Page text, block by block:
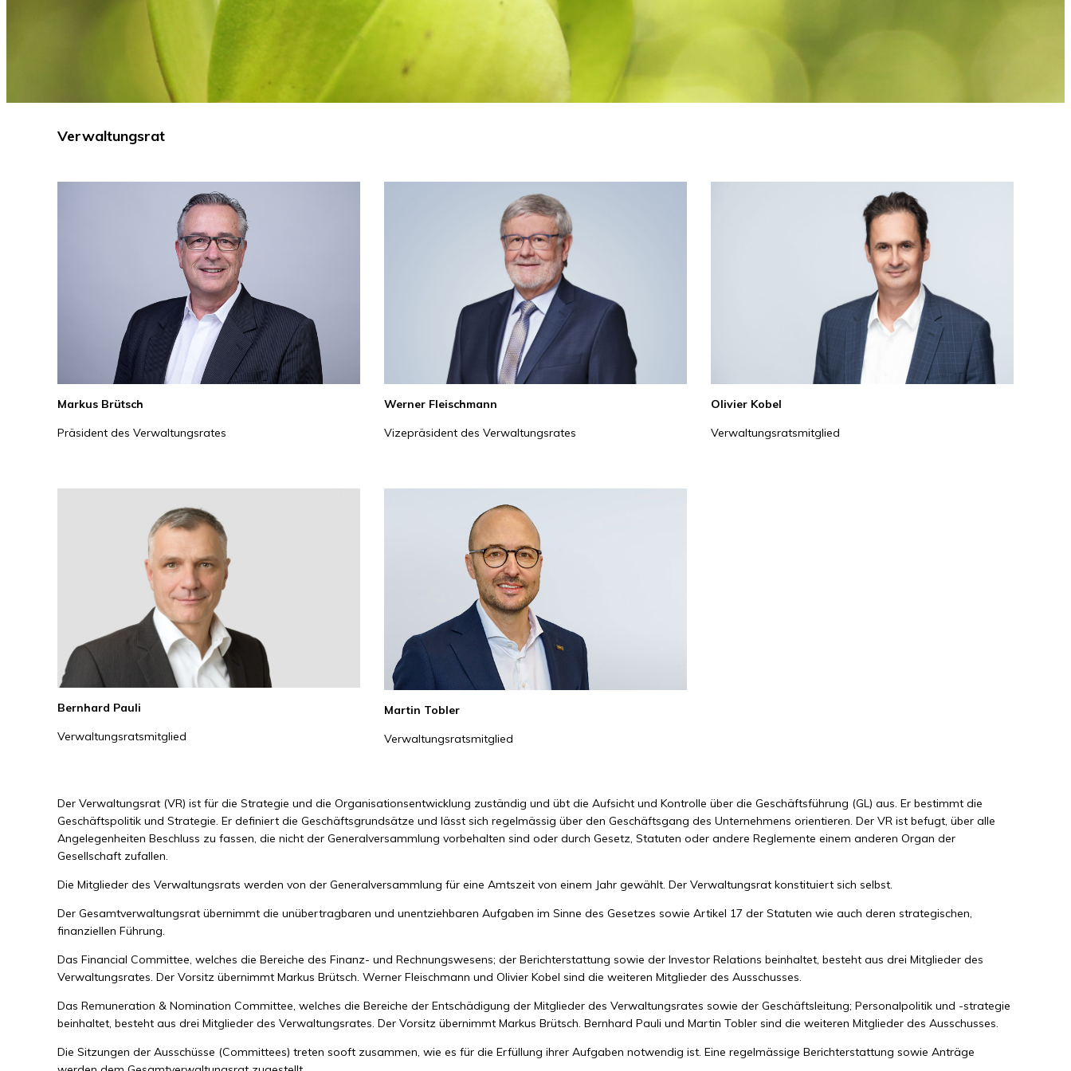
Verwaltungsrat
Markus Brütsch
Präsident des Verwaltungsrates
Werner Fleischmann
Vizepräsident des Verwaltungsrates
Olivier Kobel
Verwaltungsratsmitglied
Bernhard Pauli
Verwaltungsratsmitglied
Martin Tobler
Verwaltungsratsmitglied
Der Verwaltungsrat (VR) ist für die Strategie und die Organisationsentwicklung zuständig und übt die Aufsicht und Kontrolle über die Geschäftsführung (GL) aus. Er bestimmt die
Geschäftspolitik und Strategie. Er definiert die Geschäftsgrundsätze und lässt sich regelmässig über den Geschäftsgang des Unternehmens orientieren. Der VR ist befugt, über alle
Angelegenheiten Beschluss zu fassen, die nicht der Generalversammlung vorbehalten sind oder durch Gesetz, Statuten oder andere Reglemente einem anderen Organ der
Gesellschaft zufallen.
Die Mitglieder des Verwaltungsrats werden von der Generalversammlung für eine Amtszeit von einem Jahr gewählt. Der Verwaltungsrat konstituiert sich selbst.
Der Gesamtverwaltungsrat übernimmt die unübertragbaren und unentziehbaren Aufgaben im Sinne des Gesetzes sowie Artikel 17 der Statuten wie auch deren strategischen,
finanziellen Führung.
Das Financial Committee, welches die Bereiche des Finanz- und Rechnungswesens; der Berichterstattung sowie der Investor Relations beinhaltet, besteht aus drei Mitglieder des
Verwaltungsrates. Der Vorsitz übernimmt Markus Brütsch. Werner Fleischmann und Olivier Kobel sind die weiteren Mitglieder des Ausschusses.
Das Remuneration & Nomination Committee, welches die Bereiche der Entschädigung der Mitglieder des Verwaltungsrates sowie der Geschäftsleitung; Personalpolitik und -strategie
beinhaltet, besteht aus drei Mitglieder des Verwaltungsrates. Der Vorsitz übernimmt Markus Brütsch. Bernhard Pauli und Martin Tobler sind die weiteren Mitglieder des Ausschusses.
Die Sitzungen der Ausschüsse (Committees) treten sooft zusammen, wie es für die Erfüllung ihrer Aufgaben notwendig ist. Eine regelmässige Berichterstattung sowie Anträge